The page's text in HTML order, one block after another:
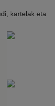
kartelak eta